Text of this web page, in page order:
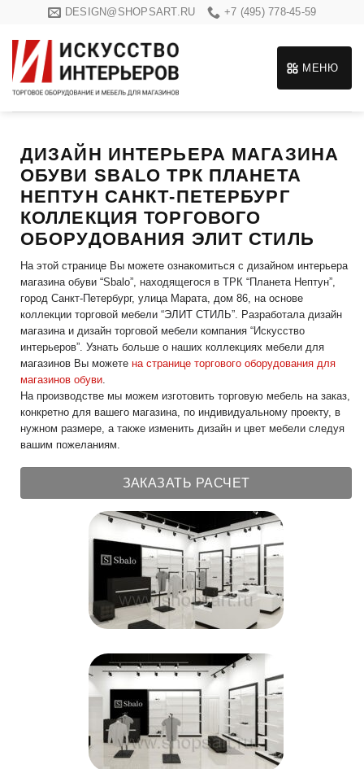
content
DESIGN@SHOPSART.RU +7 (495) 778-45-59
МЕНЮ
ДИЗАЙН ИНТЕРЬЕРА МАГАЗИНА
ОБУВИ SBALO ТРК ПЛАНЕТА
НЕПТУН САНКТ-ПЕТЕРБУРГ
КОЛЛЕКЦИЯ ТОРГОВОГО
ОБОРУДОВАНИЯ ЭЛИТ СТИЛЬ
На этой странице Вы можете ознакомиться с дизайном интерьера
магазина обуви “Sbalo”, находящегося в ТРК “Планета Нептун”,
город Санкт-Петербург, улица Марата, дом 86, на основе
коллекции торговой мебели “ЭЛИТ СТИЛЬ”. Разработала дизайн
магазина и дизайн торговой мебели компания “Искусство
интерьеров”. Узнать больше о наших коллекциях мебели для
магазинов Вы можете на странице торгового оборудования для
магазинов обуви.
На производстве мы можем изготовить торговую мебель на заказ,
конкретно для вашего магазина, по индивидуальному проекту, в
нужном размере, а также изменить дизайн и цвет мебели следуя
вашим пожеланиям.
ЗАКАЗАТЬ РАСЧЕТ